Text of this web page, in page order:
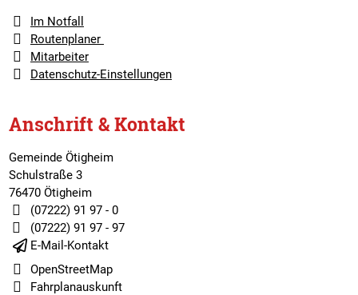
Im Notfall
Routenplaner
Mitarbeiter
Datenschutz-Einstellungen
Anschrift & Kontakt
Gemeinde Ötigheim
Schulstraße 3
76470 Ötigheim
(07222) 91 97 - 0
(07222) 91 97 - 97
E-Mail-Kontakt
OpenStreetMap
Fahrplanauskunft